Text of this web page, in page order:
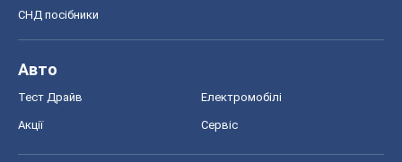
СНД посібники
Авто
Тест Драйв Електромобілі
Акції Сервіс